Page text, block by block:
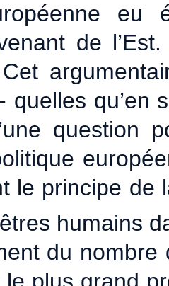
eu
de
quelles qu’en
question
le principe de
humains
du
le plus grand